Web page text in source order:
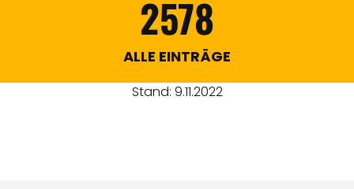
2578
ALLE EINTRÄGE
Stand: 9.11.2022